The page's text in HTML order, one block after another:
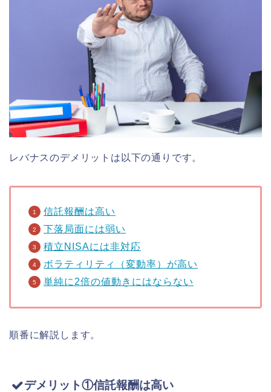
レバナスのデメリットは以下の通りです。
信託報酬は高い
下落局面には弱い
積立NISAには非対応
ボラティリティ（変動率）が高い
単純に2倍の値動きにはならない
順番に解説します。
デメリット①信託報酬は高い